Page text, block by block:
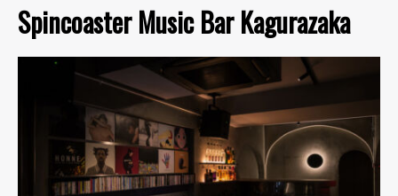
Spincoaster Music Bar Kagurazaka